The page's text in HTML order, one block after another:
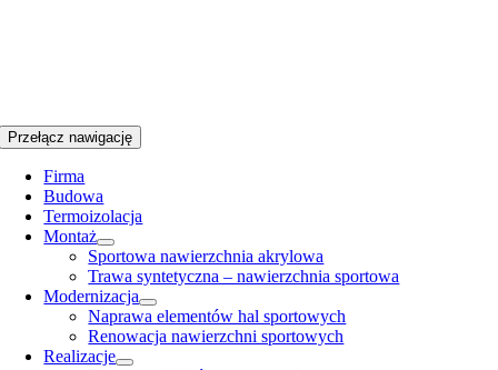
Przełącz nawigację
Firma
Budowa
Termoizolacja
Montaż
Sportowa nawierzchnia akrylowa
Trawa syntetyczna – nawierzchnia sportowa
Modernizacja
Naprawa elementów hal sportowych
Renowacja nawierzchni sportowych
Realizacje